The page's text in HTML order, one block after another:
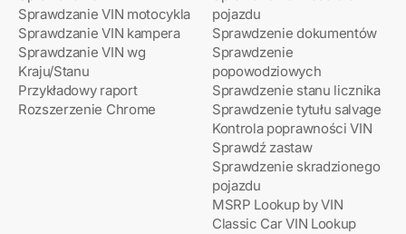
Sprawdzanie VIN motocykla
Sprawdzanie VIN kampera
Sprawdzanie VIN wg
Kraju/Stanu
Przykładowy raport
Rozszerzenie Chrome
pojazdu
Sprawdzenie dokumentów
Sprawdzenie
popowodziowych
Sprawdzenie stanu licznika
Sprawdzenie tytułu salvage
Kontrola poprawności VIN
Sprawdź zastaw
Sprawdzenie skradzionego
pojazdu
MSRP Lookup by VIN
Classic Car VIN Lookup